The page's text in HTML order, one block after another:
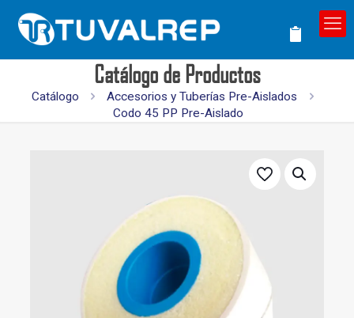
Catálogo de Productos
Catálogo
Accesorios y Tuberías Pre-Aislados
Codo 45 PP Pre-Aislado